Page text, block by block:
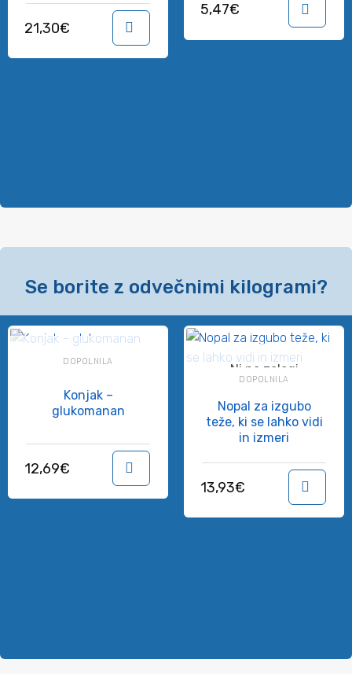
21,30€
5,47€
Se borite z odvečnimi kilogrami?
Ni na zalogi
DOPOLNILA
Konjak –
glukomanan
12,69€
Ni na zalogi
DOPOLNILA
Nopal za izgubo
teže, ki se lahko vidi
in izmeri
13,93€